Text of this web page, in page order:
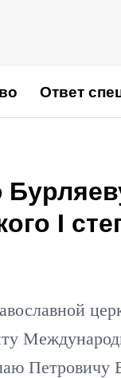
Ответ
I
Петровичу